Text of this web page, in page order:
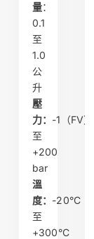
量：
0.1
至
1.0
公
升
壓
力： -1（FV）
至
+200
bar
溫
度： -20°C
至
+300°C